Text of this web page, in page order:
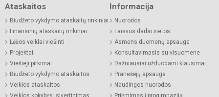
Ataskaitos
Biudžeto vykdymo ataskaitų rinkiniai
Finansinių ataskaitų rinkiniai
Lėšos veiklai viešinti
Projektai
Viešieji pirkimai
Biudžeto vykdymo ataskaitos
Veiklos ataskaitos
Veiklos kokybės įsivertinimas
Informacija
Nuorodos
Laisvos darbo vietos
Asmens duomenų apsauga
Konsultavimasis su visuomene
Dažniausiai užduodami klausimai
Pranešėjų apsauga
Naudingos nuorodos
Priėmimas į progimnaziją